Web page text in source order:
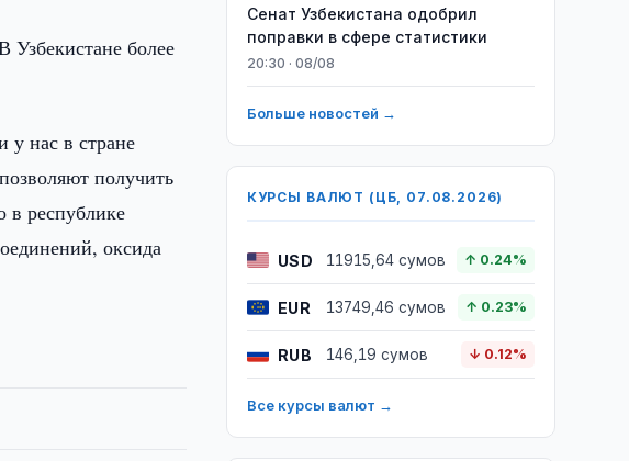
Узбекистане более
у нас в стране
получить
в республике
оксида
Сенат Узбекистана одобрил
поправки в сфере статистики
20:30 · 08/08
Больше новостей →
КУРСЫ ВАЛЮТ (ЦБ, 07.08.2026)
USD 11915,64 сумов ↑ 0.24%
EUR 13749,46 сумов ↑ 0.23%
RUB 146,19 сумов ↓ 0.12%
Все курсы валют →